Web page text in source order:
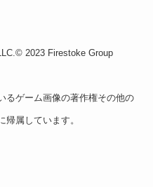
2023 Firestoke Group
るゲーム画像の著作権その他の
属しています。